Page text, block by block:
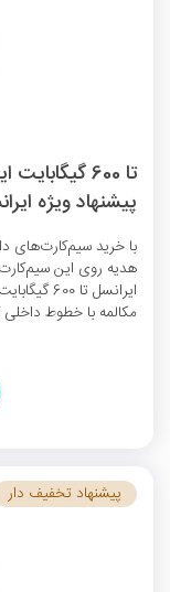
تا 600
پیشنهاد ویژه
با خرید سیم‌کارت‌های
هدیه روی این
ایرانسل تا 600 گیگابایت
مکالمه با خطوط
پیشنهاد تخفیف دار